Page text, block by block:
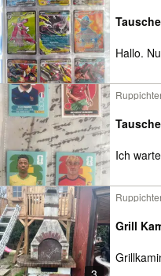
Hallo.
Ich
Grill